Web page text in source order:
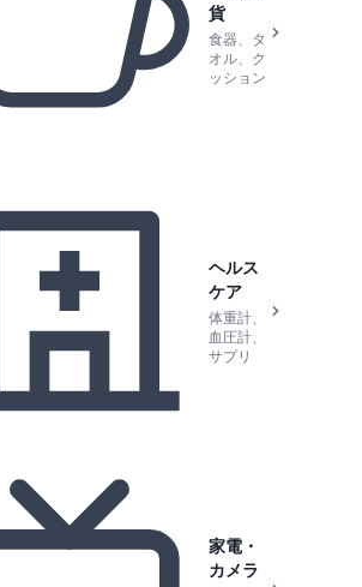
貨
食器、タ
オル、ク
ッション
ヘルス
ケア
体重計、
血圧計、
サプリ
家電・
カメラ